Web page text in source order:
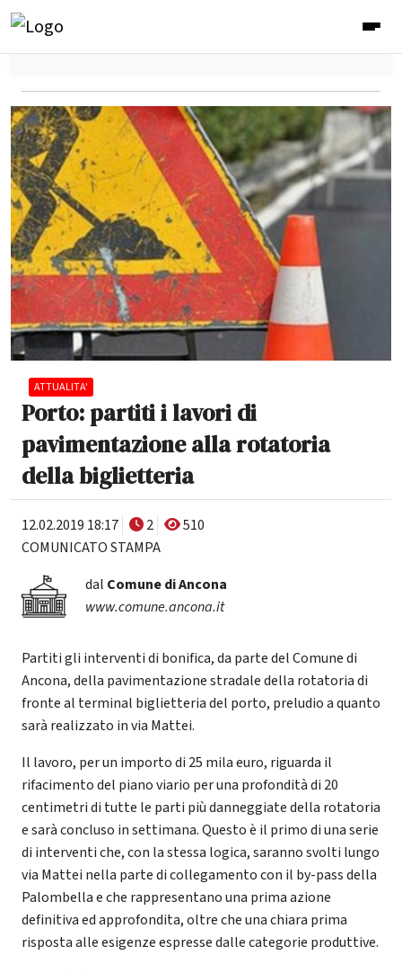
ATTUALITA'
Porto: partiti i lavori di
pavimentazione alla rotatoria
della biglietteria
12.02.2019 18:17 2
510
COMUNICATO STAMPA
dal Comune di Ancona
www.comune.ancona.it
Partiti gli interventi di bonifica, da parte del Comune di
Ancona, della pavimentazione stradale della rotatoria di
fronte al terminal biglietteria del porto, preludio a quanto
sarà realizzato in via Mattei.
Il lavoro, per un importo di 25 mila euro, riguarda il
rifacimento del piano viario per una profondità di 20
centimetri di tutte le parti più danneggiate della rotatoria
e sarà concluso in settimana. Questo è il primo di una serie
di interventi che, con la stessa logica, saranno svolti lungo
via Mattei nella parte di collegamento con il by-pass della
Palombella e che rappresentano una prima azione
definitiva ed approfondita, oltre che una chiara prima
risposta alle esigenze espresse dalle categorie produttive.